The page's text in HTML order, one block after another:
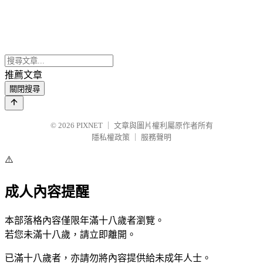
推薦文章
關閉搜尋
© 2026 PIXNET
文章與圖片權利屬原作者所有
隱私權政策
服務聲明
⚠️
成人內容提醒
本部落格內容僅限年滿十八歲者瀏覽。
若您未滿十八歲，請立即離開。
已滿十八歲者，亦請勿將內容提供給未成年人士。